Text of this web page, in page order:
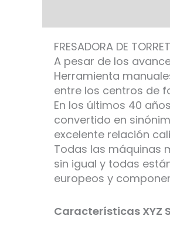
FRESADORA DE
A pesar de los
Herramienta
entre los centros de
En los últimos 40
convertido en
excelente relación
Todas las máquinas
sin igual y todas
europeos y
Características XYZ